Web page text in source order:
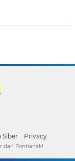
Siber Privacy
dari Pontianak!